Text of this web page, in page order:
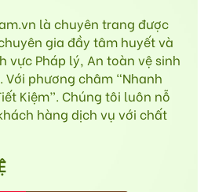
là chuyên trang được
gia đầy tâm huyết và
vực Pháp lý, An toàn vệ sinh
phương châm “Nhanh
Kiệm”. Chúng tôi luôn nỗ
hàng dịch vụ với chất